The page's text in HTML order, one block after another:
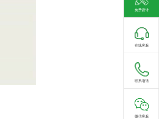
免费设计
在线客服
联系电话
微信客服